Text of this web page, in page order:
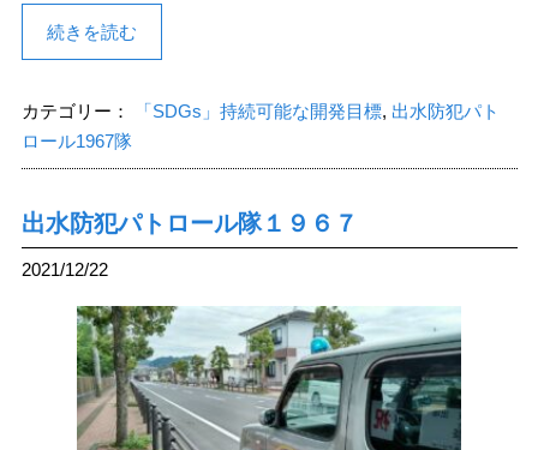
続きを読む
カテゴリー： 「SDGs」持続可能な開発目標, 出水防犯パト
ロール1967隊
出水防犯パトロール隊１９６７
2021/12/22